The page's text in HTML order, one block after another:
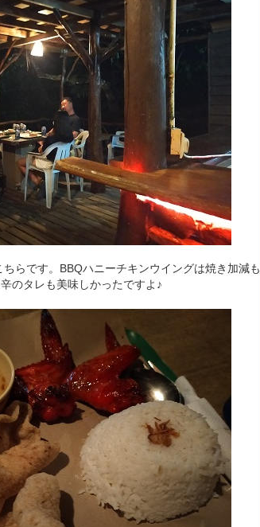
らです。BBQハニーチキンウイングは焼き加減も
のタレも美味しかったですよ♪